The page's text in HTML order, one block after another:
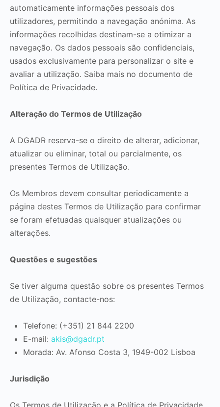
automaticamente informações pessoais dos
utilizadores, permitindo a navegação anónima. As
informações recolhidas destinam-se a otimizar a
navegação. Os dados pessoais são confidenciais,
usados exclusivamente para personalizar o site e
avaliar a utilização. Saiba mais no documento de
Política de Privacidade.
Alteração do Termos de Utilização
A DGADR reserva-se o direito de alterar, adicionar,
atualizar ou eliminar, total ou parcialmente, os
presentes Termos de Utilização.
Os Membros devem consultar periodicamente a
página destes Termos de Utilização para confirmar
se foram efetuadas quaisquer atualizações ou
alterações.
Questões e sugestões
Se tiver alguma questão sobre os presentes Termos
de Utilização, contacte-nos:
Telefone: (+351) 21 844 2200
E-mail: akis@dgadr.pt
Morada: Av. Afonso Costa 3, 1949-002 Lisboa
Jurisdição
Os Termos de Utilização e a Política de Privacidade